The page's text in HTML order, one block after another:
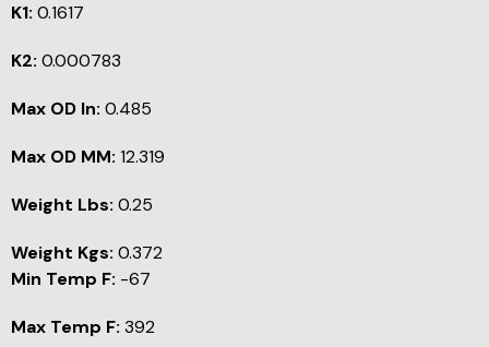
K1: 0.1617
K2: 0.000783
Max OD In: 0.485
Max OD MM: 12.319
Weight Lbs: 0.25
Weight Kgs: 0.372
Min Temp F: -67
Max Temp F: 392